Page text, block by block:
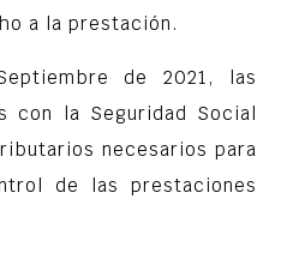
a la prestación.
de 2021, las
con la Seguridad Social
necesarios para
de las prestaciones